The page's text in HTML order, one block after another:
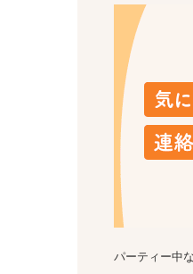
パーティー中